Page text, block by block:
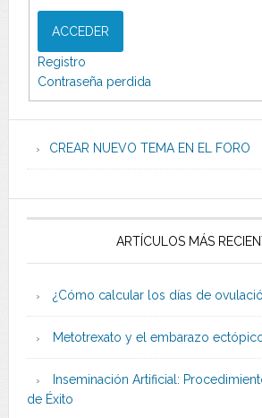
ACCEDER
Registro
Contraseña perdida
CREAR NUEVO TEMA EN EL FORO
ARTÍCULOS MÁS
¿Cómo calcular los días de
Metotrexato y el embarazo
Inseminación Artificial:
de Éxito